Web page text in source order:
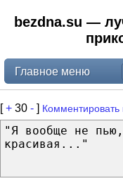
bezdna.su —
Главное меню
[+ 30 - ]
"Я вообще не
красивая..."